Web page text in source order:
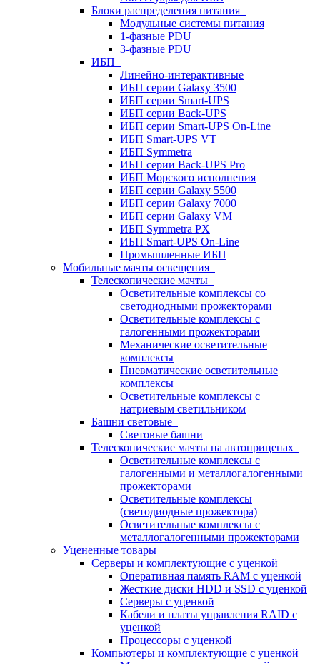
Блоки распределения питания
Модульные системы питания
1-фазные PDU
3-фазные PDU
ИБП
Линейно-интерактивные
ИБП серии Galaxy 3500
ИБП серии Smart-UPS
ИБП серии Back-UPS
ИБП серии Smart-UPS On-Line
ИБП Smart-UPS VT
ИБП Symmetra
ИБП серии Back-UPS Pro
ИБП Морского исполнения
ИБП серии Galaxy 5500
ИБП серии Galaxy 7000
ИБП серии Galaxy VM
ИБП Symmetra PX
ИБП Smart-UPS On-Line
Промышленные ИБП
Мобильные мачты освещения
Телескопические мачты
Осветительные комплексы со
светодиодными прожекторами
Осветительные комплексы с
галогенными прожекторами
Механические осветительные
комплексы
Пневматические осветительные
комплексы
Осветительные комплексы с
натриевым светильником
Башни световые
Световые башни
Телескопические мачты на автоприцепах
Осветительные комплексы с
галогенными и металлогалогенными
прожекторами
Осветительные комплексы
(светодиодные прожектора)
Осветительные комплексы с
металлогалогенными прожекторами
Уцененные товары
Серверы и комплектующие с уценкой
Оперативная память RAM с уценкой
Жесткие диски HDD и SSD с уценкой
Серверы с уценкой
Кабели и платы управления RAID с
уценкой
Процессоры с уценкой
Компьютеры и комплектующие с уценкой